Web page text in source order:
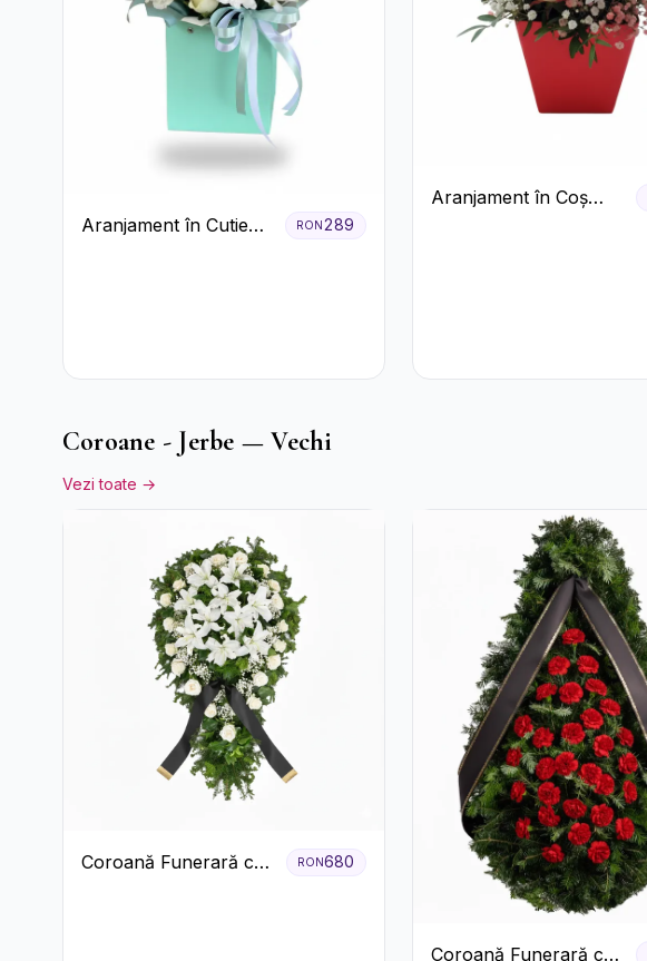
Aranjament în Cutie
RON289
Aranjament în Coș
Coroane - Jerbe — Vechi
Vezi toate →
Coroană Funerară cu
RON680
Coroană Funerară cu